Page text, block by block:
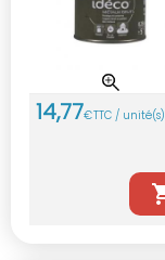
14,77€TTC / unité(s)